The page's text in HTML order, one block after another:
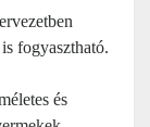
fogyasztható.
és